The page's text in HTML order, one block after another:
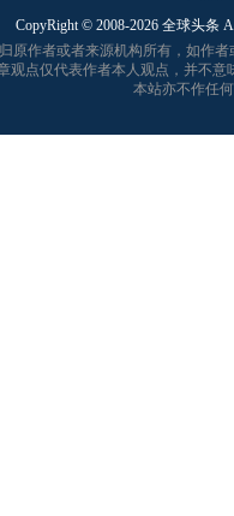
CopyRight © 2008-2026 全球头条
原作者或者来源机构所有，如作
观点仅代表作者本人观点，并不
本站亦不作任